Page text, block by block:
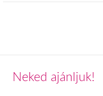
Neked ajánljuk!